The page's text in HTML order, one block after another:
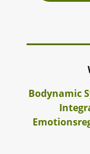
Bodynamic